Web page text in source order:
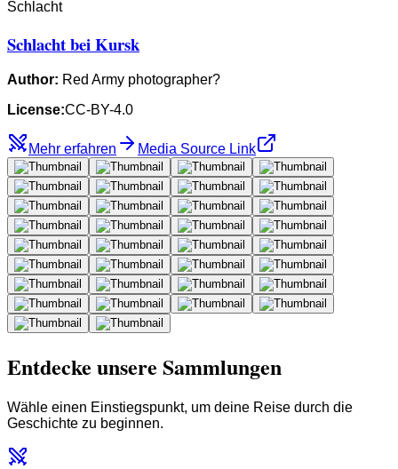
Schlacht
Schlacht bei Kursk
Author: Red Army photographer?
License:CC-BY-4.0
Mehr erfahren Media Source Link
Entdecke unsere Sammlungen
Wähle einen Einstiegspunkt, um deine Reise durch die
Geschichte zu beginnen.